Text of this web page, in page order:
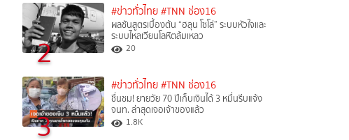
2
#ข่าวทั่วไทย #TNN ช่อง16
ผลชันสูตรเบื้องต้น “ฮลุน โซโล่” ระบบหัวใจและ
ระบบไหลเวียนโลหิตล้มเหลว
20
3
#ข่าวทั่วไทย #TNN ช่อง16
ชื่นชม! ยายวัย 70 ปีเก็บเงินได้ 3 หมื่นรีบแจ้ง
จนท. ล่าสุดเจอเจ้าของแล้ว
1.8K